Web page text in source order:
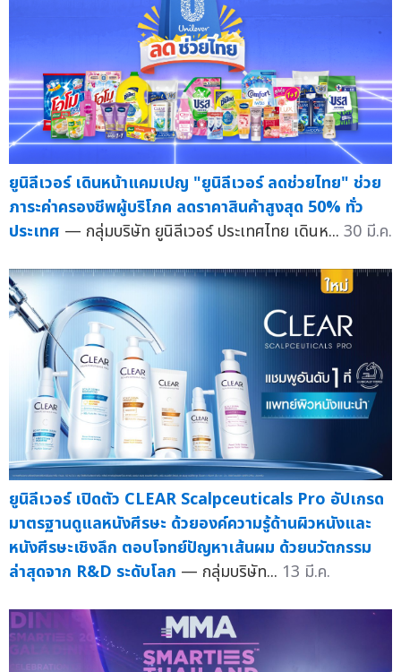
ยูนิลีเวอร์ เดินหน้าแคมเปญ "ยูนิลีเวอร์ ลดช่วยไทย" ช่วย
ภาระค่าครองชีพผู้บริโภค ลดราคาสินค้าสูงสุด 50% ทั่ว
ประเทศ — กลุ่มบริษัท ยูนิลีเวอร์ ประเทศไทย เดินห... 30 มี.ค.
ยูนิลีเวอร์ เปิดตัว CLEAR Scalpceuticals Pro อัปเกรด
มาตรฐานดูแลหนังศีรษะ ด้วยองค์ความรู้ด้านผิวหนังและ
หนังศีรษะเชิงลึก ตอบโจทย์ปัญหาเส้นผม ด้วยนวัตกรรม
ล่าสุดจาก R&D ระดับโลก — กลุ่มบริษัท... 13 มี.ค.